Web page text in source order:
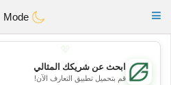
GulfDating
Toggle
ابحث عن شريكك المثالي
قم بتحميل تطبيق التعارف الآن!